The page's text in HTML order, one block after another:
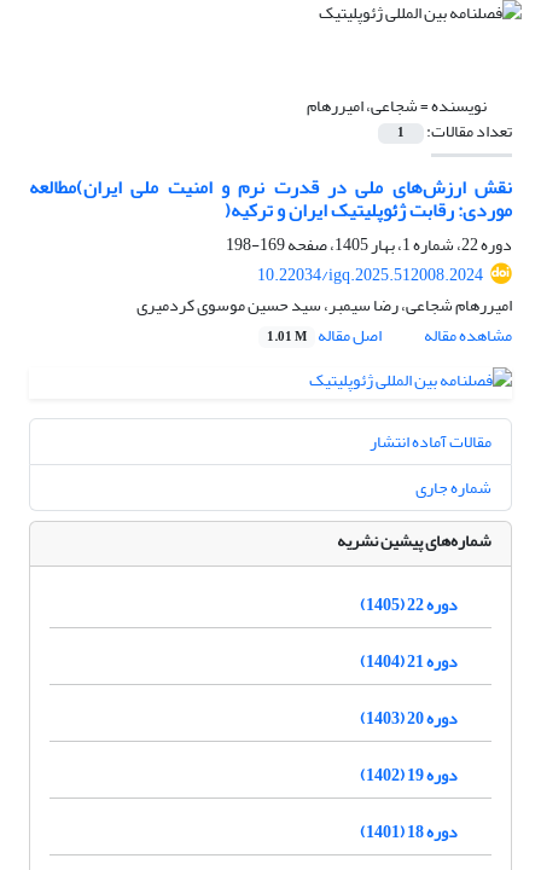
نویسنده =شجاعی، امیررهام
تعداد مقالات: 1
نقش ارزش‌های ملی در قدرت نرم و امنیت ملی ایران)مطالعه
موردی: رقابت ژئوپلیتیک ایران و ترکیه(
دوره 22، شماره 1، بهار 1405، صفحه
169-198
10.22034/igq.2025.512008.2024
امیررهام شجاعی، رضا سیمبر، سید حسین موسوی کردمیری
مشاهده مقاله
اصل مقاله 1.01 M
مقالات آماده انتشار
شماره جاری
شماره‌های پیشین نشریه
دوره 22 (1405)
دوره 21 (1404)
دوره 20 (1403)
دوره 19 (1402)
دوره 18 (1401)